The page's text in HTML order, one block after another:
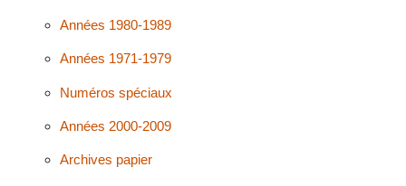
Années 1980-1989
Années 1971-1979
Numéros spéciaux
Années 2000-2009
Archives papier